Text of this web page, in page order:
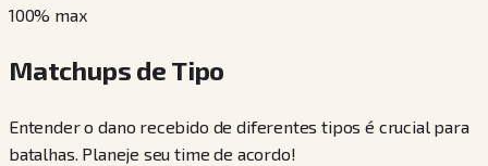
100% max
Matchups de Tipo
Entender o dano recebido de diferentes tipos é crucial para
batalhas. Planeje seu time de acordo!